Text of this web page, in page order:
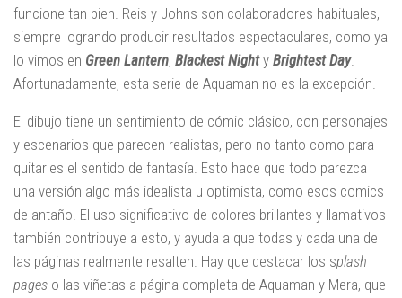
funcione tan bien. Reis y Johns son colaboradores habituales,
siempre logrando producir resultados espectaculares, como ya
lo vimos en Green Lantern, Blackest Nighty Brightest Day.
Afortunadamente, esta serie de Aquaman no es la excepción.
El dibujo tiene un sentimiento de cómic clásico, con personajes
y escenarios que parecen realistas, pero no tanto como para
quitarles el sentido de fantasía. Esto hace que todo parezca
una versión algo más idealista u optimista, como esos comics
de antaño. El uso significativo de colores brillantes y llamativos
también contribuye a esto, y ayuda a que todas y cada una de
las páginas realmente resalten. Hay que destacar los splash
pages o las viñetas a página completa de Aquaman y Mera, que